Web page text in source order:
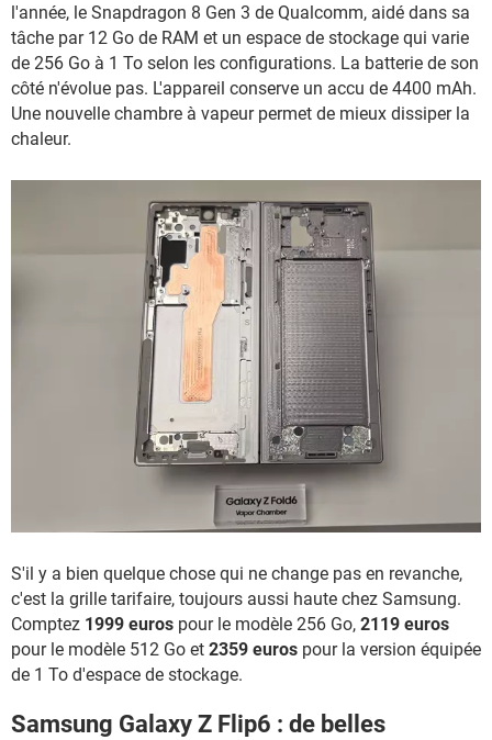
l'année, le Snapdragon 8 Gen 3 de Qualcomm, aidé dans sa
tâche par 12 Go de RAM et un espace de stockage qui varie
de 256 Go à 1 To selon les configurations. La batterie de son
côté n'évolue pas. L'appareil conserve un accu de 4400 mAh.
Une nouvelle chambre à vapeur permet de mieux dissiper la
chaleur.
S'il y a bien quelque chose qui ne change pas en revanche,
c'est la grille tarifaire, toujours aussi haute chez Samsung.
Comptez 1999 euros pour le modèle 256 Go, 2119 euros
pour le modèle 512 Go et 2359 euros pour la version équipée
de 1 To d'espace de stockage.
Samsung Galaxy Z Flip6 : de belles